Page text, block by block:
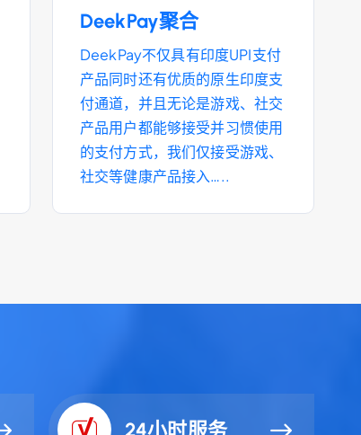
DeekPay聚合
DeekPay不仅具有印度UPI支付
产品同时还有优质的原生印度支
付通道，并且无论是游戏、社交
产品用户都能够接受并习惯使用
的支付方式，我们仅接受游戏、
社交等健康产品接入…..
24小时服务